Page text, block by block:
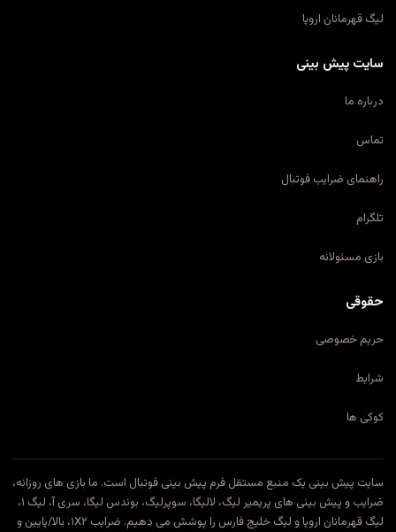
بینی فوتبال است. ما بازی های روزانه،
ضرایب و پیش بینی های پریمیر لیگ، لالیگا، سوپرلیگ، بوندس لیگا، سری آ، لیگ ۱،
لیگ قهرمانان اروپا و لیگ خلیج فارس را پوشش می دهیم. ضرایب ۱X۲، بالا/پایین و